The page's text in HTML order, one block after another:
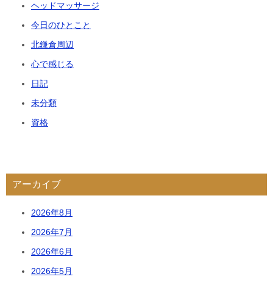
ヘッドマッサージ
今日のひとこと
北鎌倉周辺
心で感じる
日記
未分類
資格
アーカイブ
2026年8月
2026年7月
2026年6月
2026年5月